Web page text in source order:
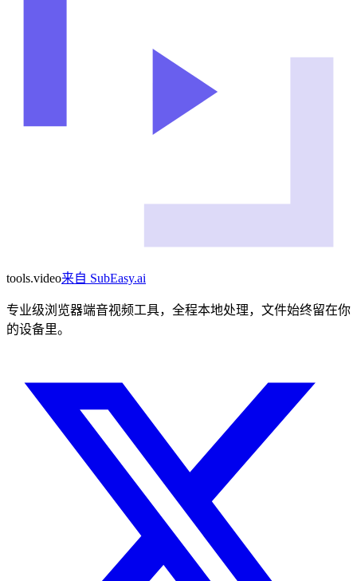
tools.video来自 SubEasy.ai
专业级浏览器端音视频工具，全程本地处理，文件始终留在你
的设备里。